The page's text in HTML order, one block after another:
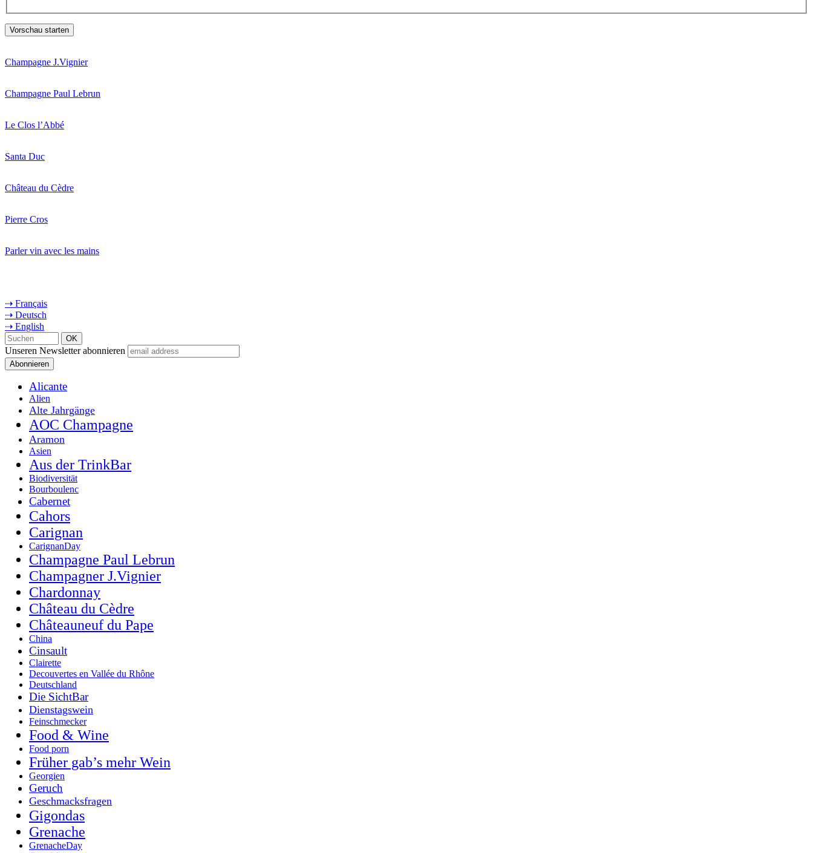
Champagne J.Vignier
Champagne Paul Lebrun
Le Clos l’Abbé
Santa Duc
Château du Cèdre
Pierre Cros
Parler vin avec les mains
⇢ Français
⇢ Deutsch
⇢ English
Unseren Newsletter abonnieren
Alicante
Alien
Alte Jahrgänge
AOC Champagne
Aramon
Asien
Aus der TrinkBar
Biodiversität
Bourboulenc
Cabernet
Cahors
Carignan
CarignanDay
Champagne Paul Lebrun
Champagner J.Vignier
Chardonnay
Château du Cèdre
Châteauneuf du Pape
China
Cinsault
Clairette
Decouvertes en Vallée du Rhône
Deutschland
Die SichtBar
Dienstagswein
Feinschmecker
Food & Wine
Food porn
Früher gab’s mehr Wein
Georgien
Geruch
Geschmacksfragen
Gigondas
Grenache
GrenacheDay